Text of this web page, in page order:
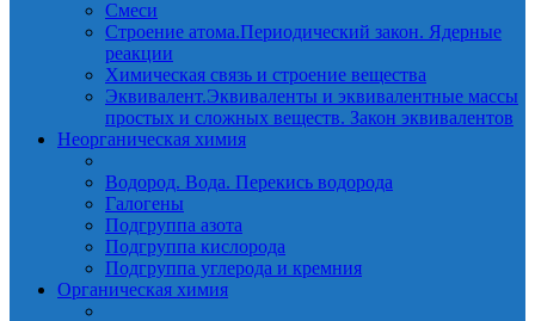
Смеси
Строение атома.Периодический закон. Ядерные
реакции
Химическая связь и строение вещества
Эквивалент.Эквиваленты и эквивалентные массы
простых и сложных веществ. Закон эквивалентов
Неорганическая химия
Водород. Вода. Перекись водорода
Галогены
Подгруппа азота
Подгруппа кислорода
Подгруппа углерода и кремния
Органическая химия